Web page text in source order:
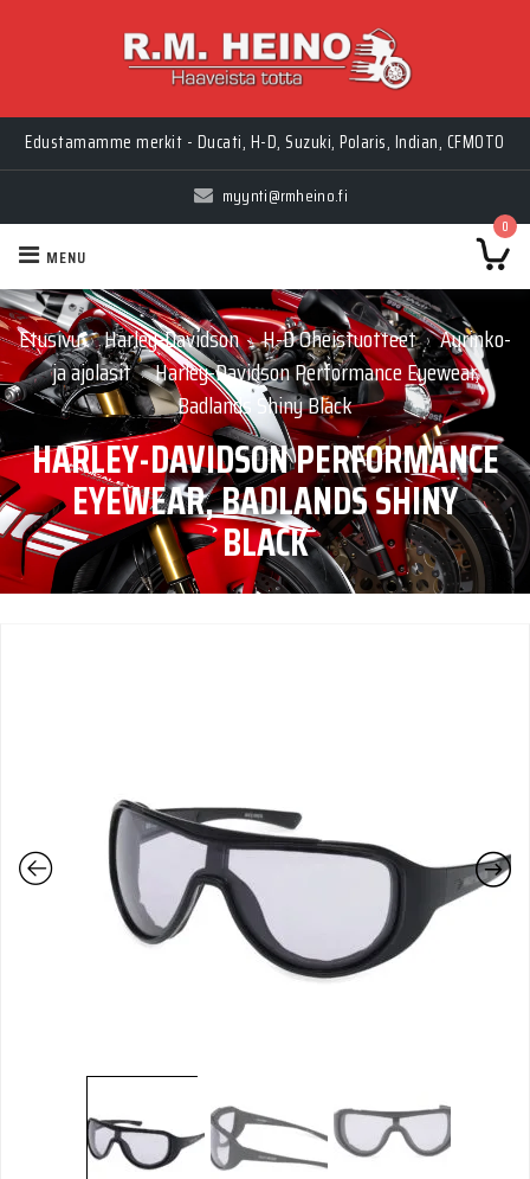
Edustamamme merkit - Ducati, H-D, Suzuki, Polaris, Indian, CFMOTO
myynti@rmheino.fi
0
MENU
Etusivu › Harley-Davidson › H-D Oheistuotteet › Aurinko-
ja ajolasit › Harley-Davidson Performance Eyewear,
Badlands Shiny Black
HARLEY-DAVIDSON PERFORMANCE
EYEWEAR, BADLANDS SHINY
BLACK